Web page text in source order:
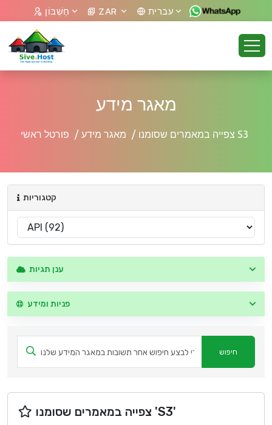
חֶשְׁבּוֹן ZAR עברית
מאגר מידע
פורטל ראשי מאגר מידע צפייה במאמרים שסומנו S3
קטגוריות
ענן תגיות
פניות ומידע
צפייה במאמרים שסומנו 'S3'